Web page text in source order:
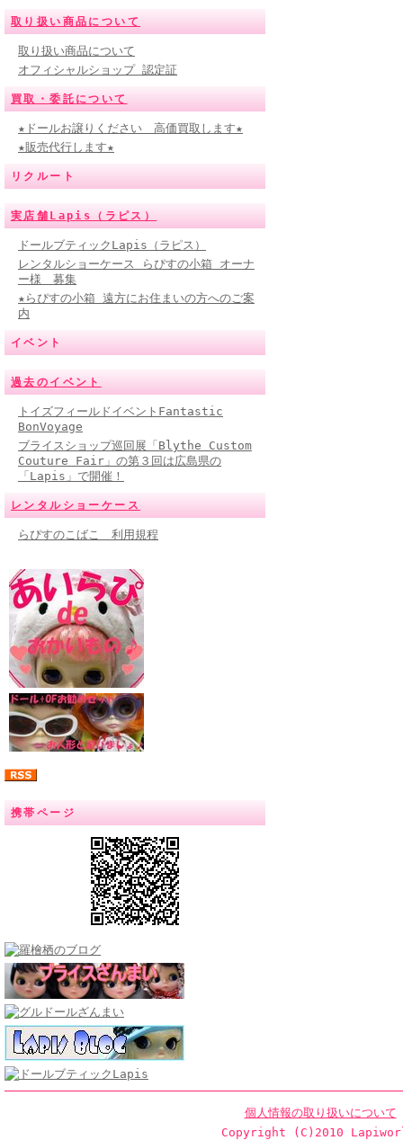
取り扱い商品について
取り扱い商品について
オフィシャルショップ 認定証
買取・委託について
★ドールお譲りください 高価買取します★
★販売代行します★
リクルート
実店舗Lapis（ラピス）
ドールブティックLapis（ラピス）
レンタルショーケース らぴすの小箱 オーナ
ー様 募集
★らぴすの小箱 遠方にお住まいの方へのご案
内
イベント
過去のイベント
トイズフィールドイベントFantastic
BonVoyage
ブライスショップ巡回展「Blythe Custom
Couture Fair」の第３回は広島県の
「Lapis」で開催！
レンタルショーケース
らぴすのこばこ 利用規程
携帯ページ
個人情報の取り扱いについて
Copyright (C)2010